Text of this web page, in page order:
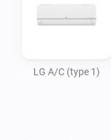
Let op: LG heeft
populaire types
LG A/C (type 1)